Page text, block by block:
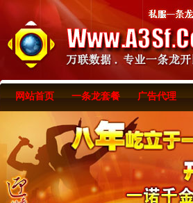
网站首页 一条龙套餐 广告代理